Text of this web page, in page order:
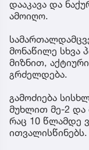
დააკავა და
ამოიღო.
მონაწილე სხვა
მიზნით,
გრძელდება.
გამოძიება
მუხლით მე-2 და
რაც 10 წლამდე
ითვალისწინებს.